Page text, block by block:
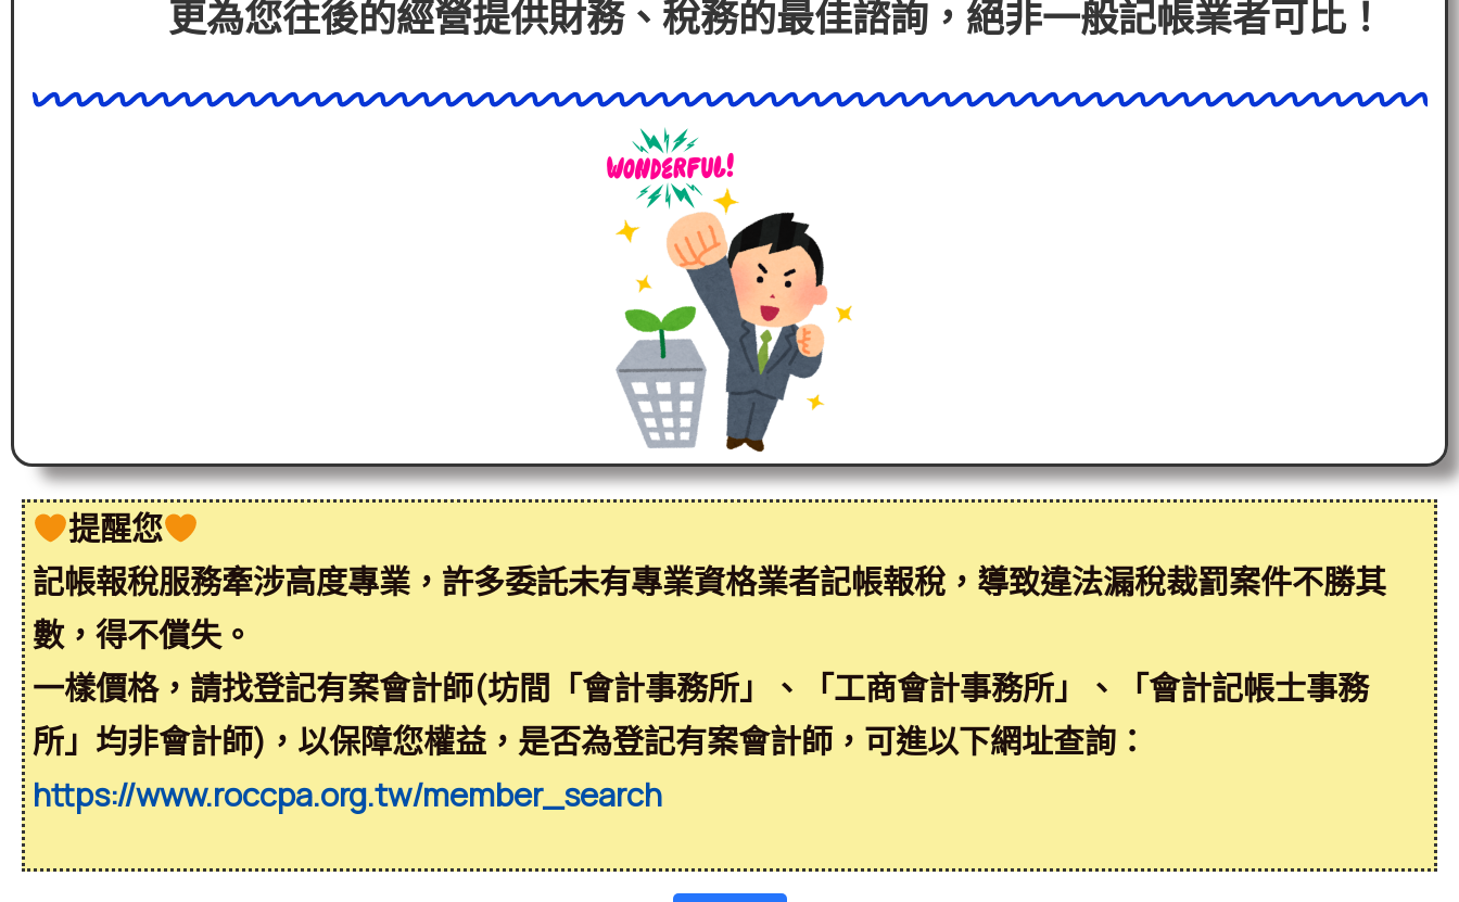
更為您往後的經營提供財務、稅務的最佳諮詢，絕非一般記帳業者可比！
提醒您
記帳報稅服務牽涉高度專業，許多委託未有專業資格業者記帳報稅，導致違法漏稅裁罰案件不勝其
數，得不償失。
一樣價格，請找登記有案會計師(坊間「會計事務所」、「工商會計事務所」、「會計記帳士事務
所」均非會計師)，以保障您權益，是否為登記有案會計師，可進以下網址查詢：
https://www.roccpa.org.tw/member_search